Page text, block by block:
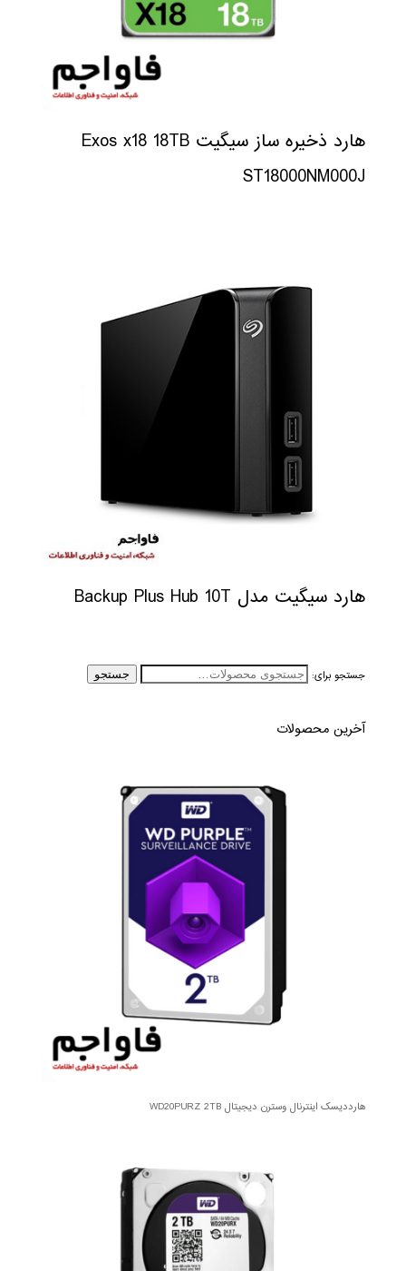
هارد ذخیره ساز سیگیت Exos x18 18TB
ST18000NM000J
هارد سیگیت مدل Backup Plus Hub 10T
جستجو برای: جستجو
آخرین محصولات
هارددیسک اینترنال وسترن دیجیتال WD20PURZ 2TB